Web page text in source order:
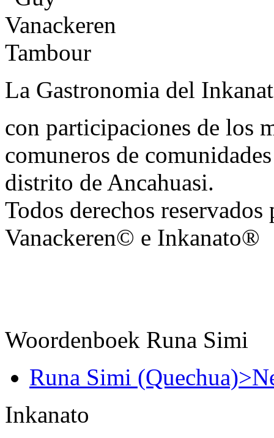
La Gastronomia del
con participaciones de los
comuneros de
distrito de Ancahuasi.
Todos derechos
Vanackeren© e Inkanato®
Woordenboek Runa Simi
Runa Simi
Inkanato